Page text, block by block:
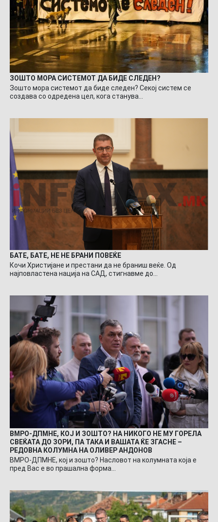
ЗОШТО МОРА СИСТЕМОТ ДА БИДЕ СЛЕДЕН?
Зошто мора системот да биде следен? Секој систем се
создава со одредена цел, кога станува…
БАТЕ, БАТЕ, НЕ НЕ БРАНИ ПОВЕЌЕ
Кочи Христијане и престани да не браниш веќе. Од
најповластена нација на САД, стигнавме до…
ВМРО-ДПМНЕ, КОЈ И ЗОШТО? НА НИКОГО НЕ МУ ГОРЕЛА
СВЕЌАТА ДО ЗОРИ, ПА ТАКА И ВАШАТА ЌЕ ЗГАСНЕ –
РЕДОВНА КОЛУМНА НА ОЛИВЕР АНДОНОВ
ВМРО-ДПМНЕ, кој и зошто? Насловот на колумната која е
пред Вас е во прашална форма…